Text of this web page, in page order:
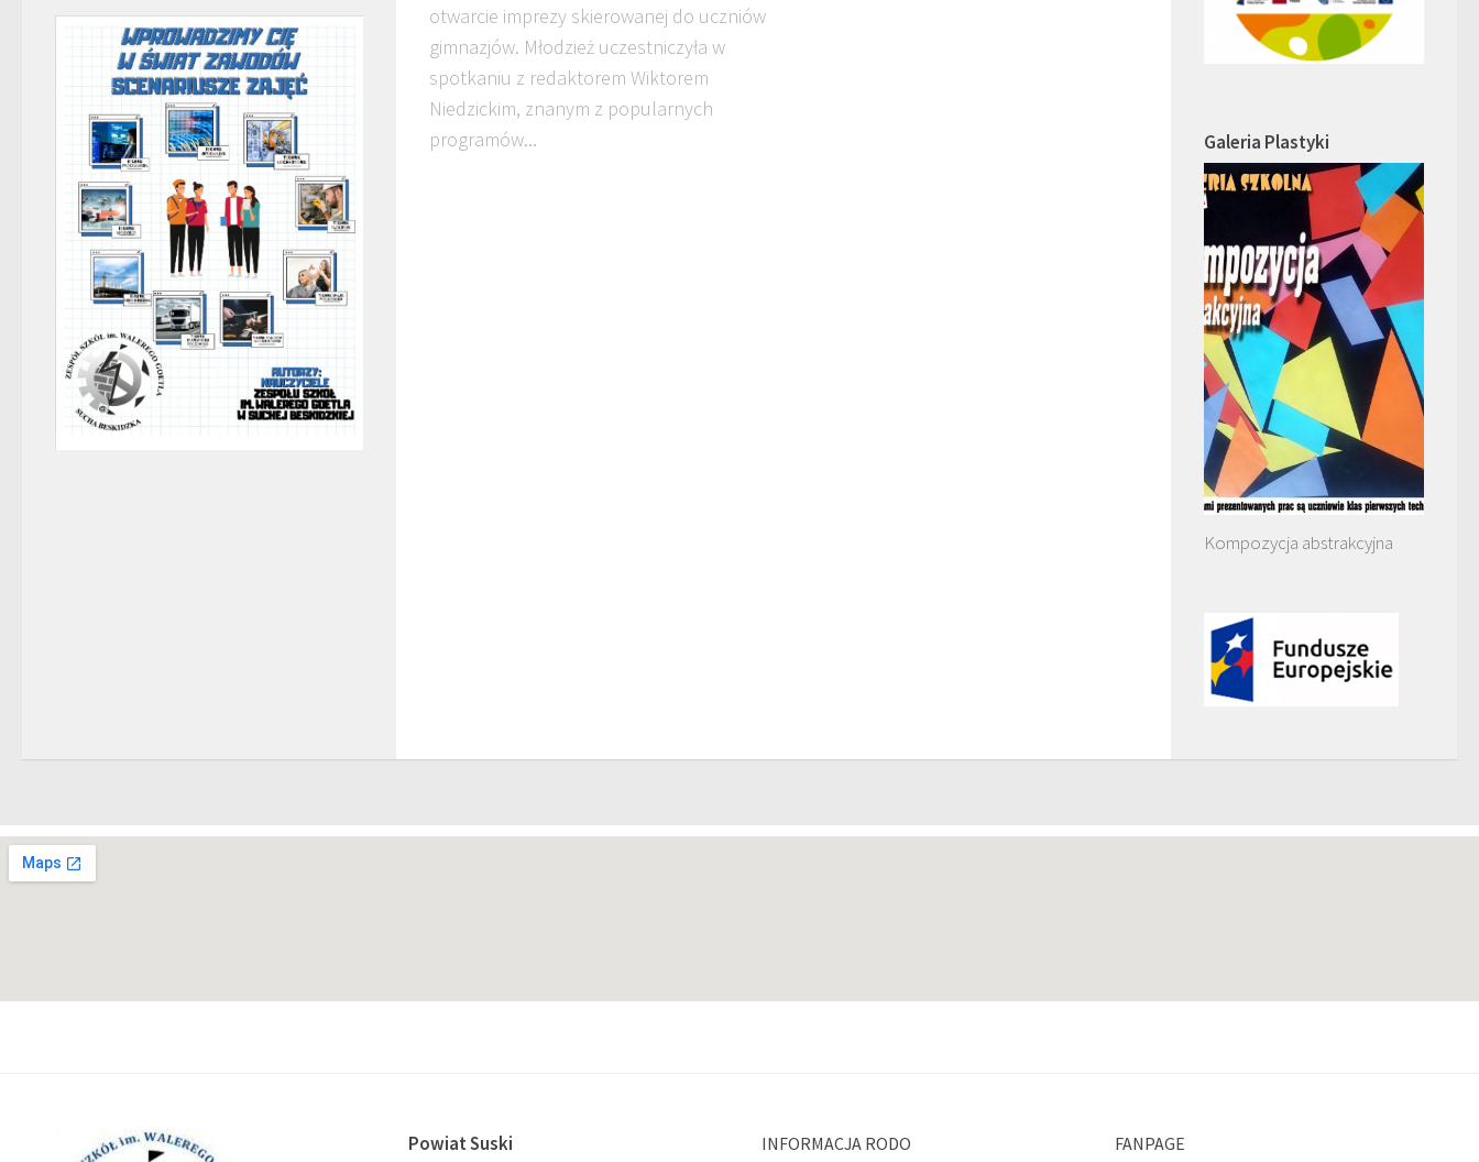
otwarcie imprezy skierowanej do uczniów
gimnazjów. Młodzież uczestniczyła w
spotkaniu z redaktorem Wiktorem
Niedzickim, znanym z popularnych
programów...
Galeria Plastyki
Kompozycja abstrakcyjna
Powiat Suski INFORMACJA RODO FANPAGE